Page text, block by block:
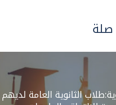
صلة
الثانوية العامة لديهم